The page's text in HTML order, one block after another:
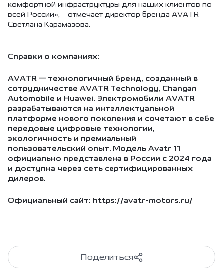
комфортной инфраструктуры для наших клиентов по
всей России», – отмечает директор бренда AVATR
Светлана Карамазова.
Справки о компаниях:
AVATR — технологичный бренд, созданный в
сотрудничестве AVATR Technology, Changan
Automobile и Huawei. Электромобили AVATR
разрабатываются на интеллектуальной
платформе нового поколения и сочетают в себе
передовые цифровые технологии,
экологичность и премиальный
пользовательский опыт. Модель Avatr 11
официально представлена в России с 2024 года
и доступна через сеть сертифицированных
дилеров.
Официальный сайт: https://avatr-motors.ru/
Поделиться